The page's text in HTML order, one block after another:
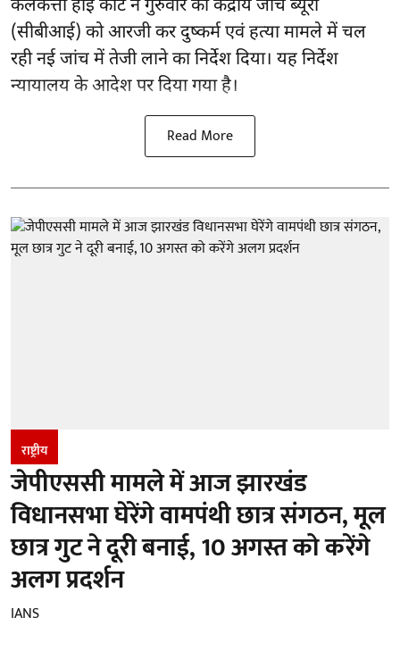
कलकत्ता हाई कोर्ट ने गुरुवार को केंद्रीय जांच ब्यूरो
(सीबीआई) कोआरजी कर दुष्कर्म एवं हत्या मामलेमें चल
रही नई जांच में तेजी लाने का निर्देश दिया। यह निर्देश
न्यायालय के आदेश पर दिया गया है।
Read More
राष्ट्रीय
जेपीएससी मामले में आज झारखंड
विधानसभा घेरेंगे वामपंथी छात्र संगठन, मूल
छात्र गुट ने दूरी बनाई, 10 अगस्त को करेंगे
अलग प्रदर्शन
IANS